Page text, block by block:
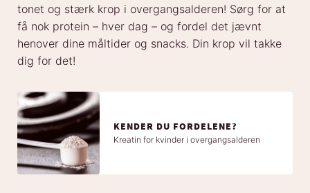
tonet og stærk krop i overgangsalderen! Sørg for at
få nok protein – hver dag – og fordel det jævnt
henover dine måltider og snacks. Din krop vil takke
dig for det!
KENDER DU FORDELENE?
Kreatin for kvinder i overgangsalderen